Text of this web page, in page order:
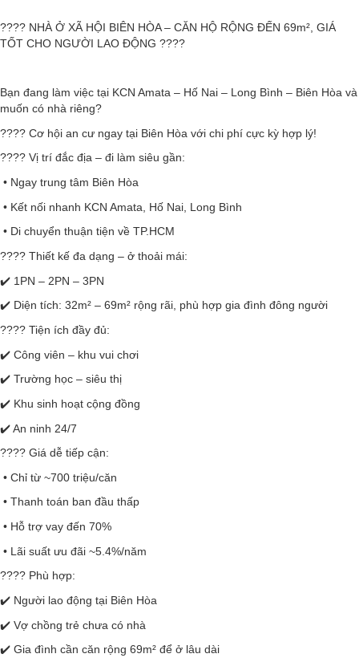
???? NHÀ Ở XÃ HỘI BIÊN HÒA – CĂN HỘ RỘNG ĐẾN 69m², GIÁ
TỐT CHO NGƯỜI LAO ĐỘNG ????
Bạn đang làm việc tại KCN Amata – Hố Nai – Long Bình – Biên Hòa và
muốn có nhà riêng?
???? Cơ hội an cư ngay tại Biên Hòa với chi phí cực kỳ hợp lý!
???? Vị trí đắc địa – đi làm siêu gần:
• Ngay trung tâm Biên Hòa
• Kết nối nhanh KCN Amata, Hố Nai, Long Bình
• Di chuyển thuận tiện về TP.HCM
???? Thiết kế đa dạng – ở thoải mái:
✔️ 1PN – 2PN – 3PN
✔️ Diện tích: 32m² – 69m² rộng rãi, phù hợp gia đình đông người
???? Tiện ích đầy đủ:
✔️ Công viên – khu vui chơi
✔️ Trường học – siêu thị
✔️ Khu sinh hoạt cộng đồng
✔️An ninh 24/7
???? Giá dễ tiếp cận:
• Chỉ từ ~700 triệu/căn
• Thanh toán ban đầu thấp
• Hỗ trợ vay đến 70%
• Lãi suất ưu đãi ~5.4%/năm
???? Phù hợp:
✔️ Người lao động tại Biên Hòa
✔️ Vợ chồng trẻ chưa có nhà
✔️ Gia đình cần căn rộng 69m² để ở lâu dài